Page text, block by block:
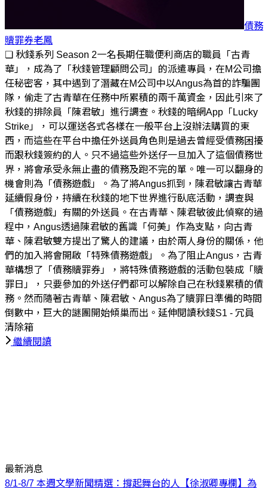
債務
贖罪券老鳳
❏ 秋錢系列 Season 2一名長期任職便利商店的職員「古青
華」，成為了「秋錢管理顧問公司」的派遣專員，在M公司擔
任秘密客，其中遇到了潛藏在M公司中以Angus為首的詐騙團
隊，偷走了古青華在任務中所累積的兩千萬資金，因此引來了
秋錢的排除員「陳君敏」進行調查。秋錢的暗網App「Lucky
Strike」，可以運送各式各樣在一般平台上沒辦法購買的東
西，而這些在平台中擔任外送員角色則是過去曾經受債務困擾
而跟秋錢簽約的人。只不過這些外送仔一旦加入了這個債務世
界，將會承受永無止盡的債務及跑不完的單。唯一可以翻身的
機會則為「債務遊戲」。為了將Angus抓到，陳君敏讓古青華
延續假身份，持續在秋錢的地下世界進行臥底活動，調查與
「債務遊戲」有關的外送員。在古青華、陳君敏彼此偵察的過
程中，Angus透過陳君敏的舊識「何美」作為支點，向古青
華、陳君敏雙方提出了驚人的建議，由於兩人身份的關係，他
們的加入將會開啟「特殊債務遊戲」。為了阻止Angus，古青
華構想了「債務贖罪券」，將特殊債務遊戲的活動包裝成「贖
罪日」，只要參加的外送仔們都可以解除自己在秋錢累積的債
務。然而隨著古青華、陳君敏、Angus為了贖罪日準備的時間
倒數中，巨大的謎團開始傾巢而出。延伸閱讀秋錢S1 - 冗員
清除箱
繼續閱讀
最新消息
8/1-8/7 本週文學新聞精選：撐起舞台的人
【徐淑卿專欄】為